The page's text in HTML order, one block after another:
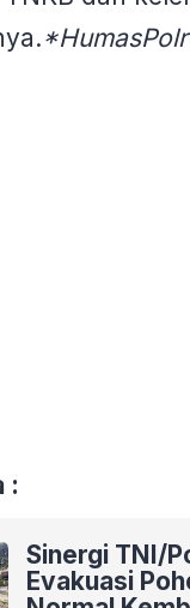
:
Sinergi TNI/
Evakuasi